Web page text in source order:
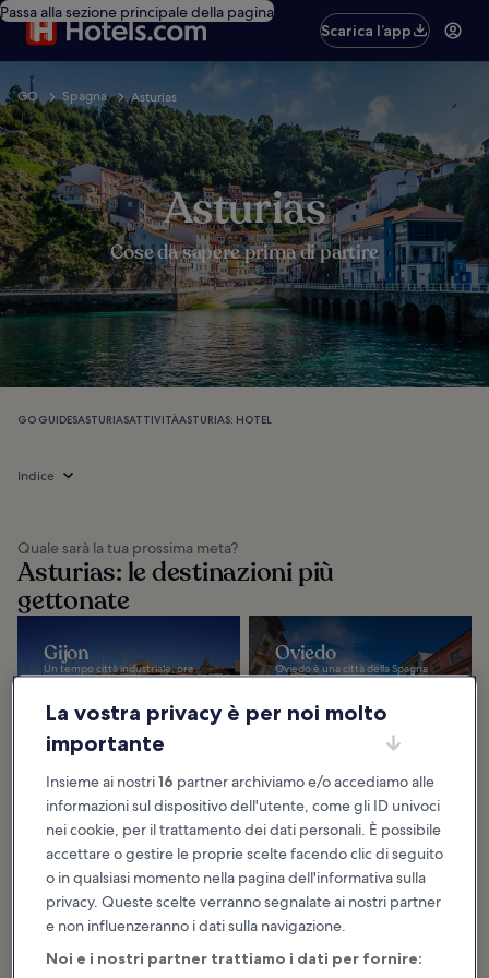
Passa alla sezione principale della pagina
Scarica l’app
GO Spagna Asturias
Asturias
Cose da sapere prima di partire
GO GUIDESASTURIASATTIVITÀASTURIAS: HOTEL
Indice
Quale sarà la tua prossima meta?
Asturias: le destinazioni più
gettonate
Gijon
Un tempo città industriale, ora
Gijon è una comunità costiera
passeggiate...
Oviedo
Oviedo è una città della Spagna
nord-occidentale, situata in
Biscaglia. È...
Consigli e storie divertenti
Asturias: cosa fare e cosa vedere
Mostra altro
10 cose da fare a
8 cose da fare a
La vostra privacy è per noi molto
importante
Insieme ai nostri16 partner archiviamo e/o accediamo alle
informazioni sul dispositivo dell'utente, come gli ID univoci
nei cookie, per il trattamento dei dati personali. È possibile
accettare o gestire le proprie scelte facendo clic di seguito
o in qualsiasi momento nella pagina dell'informativa sulla
privacy. Queste scelte verranno segnalate ai nostri partner
e non influenzeranno i dati sulla navigazione.
Noi e i nostri partner trattiamo i dati per fornire: